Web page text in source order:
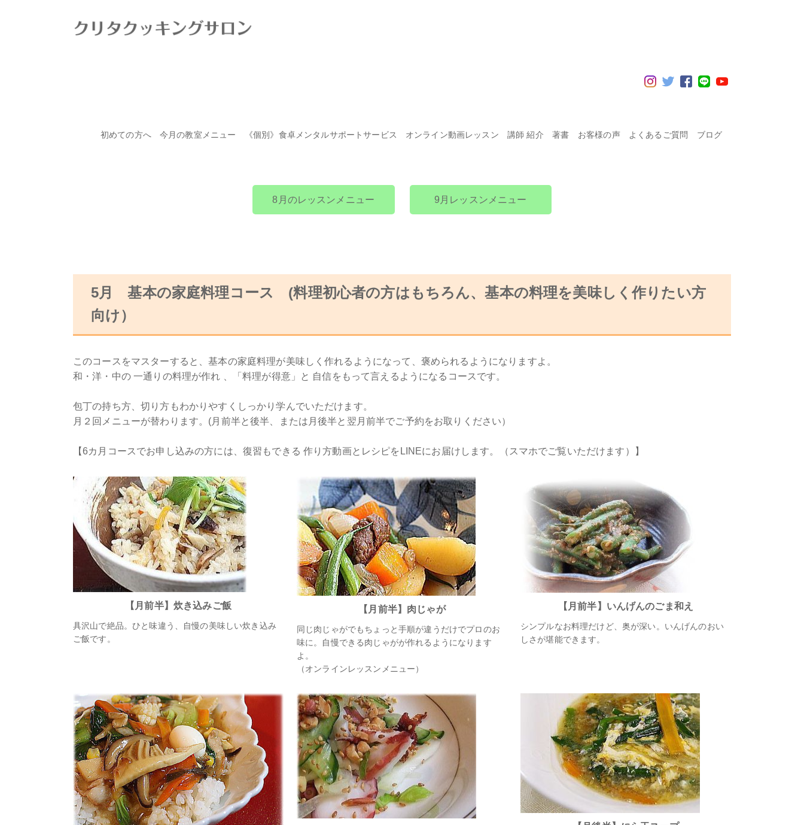
初めての方へ 今月の教室メニュー 《個別》食卓メンタルサポートサービス オンライン動画レッスン 講師 紹介 著書 お客様の声 よくあるご質問 ブログ
今月の教室メニュー
8月のレッスンメニュー 9月レッスンメニュー
5月 基本の家庭料理コース (料理初心者の方はもちろん、基本の料理を美味しく作りたい方
向け）
このコースをマスターすると、基本の家庭料理が美味しく作れるようになって、褒められるようになりますよ。
和・洋・中の 一通りの料理が作れ 、「料理が得意」と 自信をもって言えるようになるコースです。
包丁の持ち方、切り方もわかりやすくしっかり学んでいただけます。
月２回メニューが替わります。(月前半と後半、または月後半と翌月前半でご予約をお取りください）
【6カ月コースでお申し込みの方には、復習もできる 作り方動画とレシピをLINEにお届けします。（スマホでご覧いただけます）】
【月前半】炊き込みご飯
具沢山で絶品。ひと味違う、自慢の美味しい炊き込み
ご飯です。
【月前半】肉じゃが
同じ肉じゃがでもちょっと手順が違うだけでプロのお
味に。自慢できる肉じゃがが作れるようになります
よ。
（オンラインレッスンメニュー）
【月前半】いんげんのごま和え
シンプルなお料理だけど、奥が深い。いんげんのおい
しさが堪能できます。